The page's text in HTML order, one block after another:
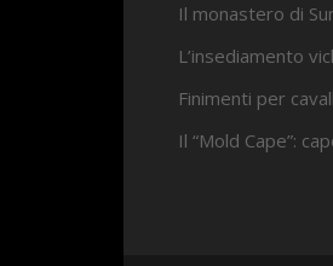
Il monastero di
L’insediamento
Finimenti per
Il “Mold Cape”: